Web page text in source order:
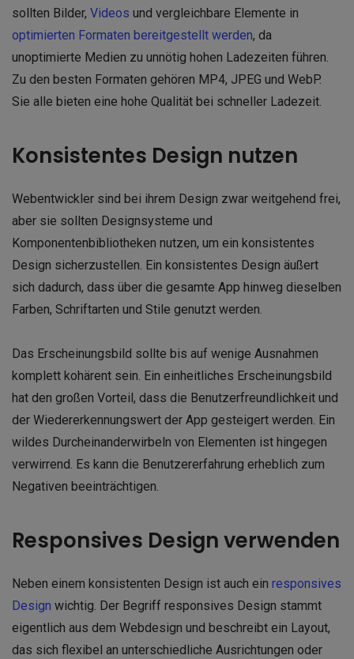
sollten Bilder, Videos und vergleichbare Elemente in
optimierten Formaten bereitgestellt werden, da
unoptimierte Medien zu unnötig hohen Ladezeiten führen.
Zu den besten Formaten gehören MP4, JPEG und WebP.
Sie alle bieten eine hohe Qualität bei schneller Ladezeit.
Konsistentes Design nutzen
Webentwickler sind bei ihrem Design zwar weitgehend frei,
aber sie sollten Designsysteme und
Komponentenbibliotheken nutzen, um ein konsistentes
Design sicherzustellen. Ein konsistentes Design äußert
sich dadurch, dass über die gesamte App hinweg dieselben
Farben, Schriftarten und Stile genutzt werden.
Das Erscheinungsbild sollte bis auf wenige Ausnahmen
komplett kohärent sein. Ein einheitliches Erscheinungsbild
hat den großen Vorteil, dass die Benutzerfreundlichkeit und
der Wiedererkennungswert der App gesteigert werden. Ein
wildes Durcheinanderwirbeln von Elementen ist hingegen
verwirrend. Es kann die Benutzererfahrung erheblich zum
Negativen beeinträchtigen.
Responsives Design verwenden
Neben einem konsistenten Design ist auch ein responsives
Design wichtig. Der Begriff responsives Design stammt
eigentlich aus dem Webdesign und beschreibt ein Layout,
das sich flexibel an unterschiedliche Ausrichtungen oder